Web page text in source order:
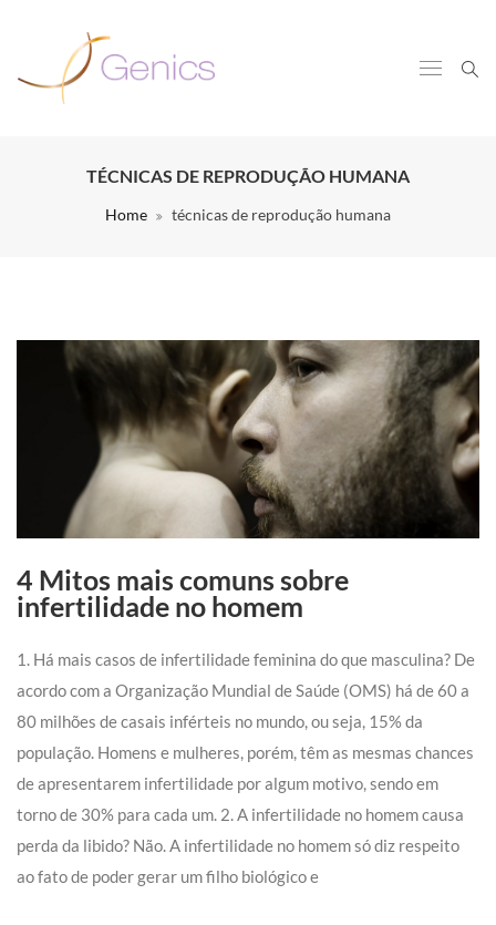
TÉCNICAS DE REPRODUÇÃO HUMANA
Home técnicas de reprodução humana
4 Mitos mais comuns sobre
infertilidade no homem
1. Há mais casos de infertilidade feminina do que masculina? De
acordo com a Organização Mundial de Saúde (OMS) há de 60 a
80 milhões de casais inférteis no mundo, ou seja, 15% da
população. Homens e mulheres, porém, têm as mesmas chances
de apresentarem infertilidade por algum motivo, sendo em
torno de 30% para cada um. 2. A infertilidade no homem causa
perda da libido? Não. A infertilidade no homem só diz respeito
ao fato de poder gerar um filho biológico e